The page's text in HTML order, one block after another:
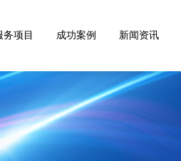
务项目 成功案例 新闻资讯